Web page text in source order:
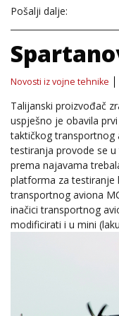
Pošalji dalje:
Novosti iz vojne tehnike
Talijanski proizvođač
uspješno je obavila
taktičkog transportnog
testiranja provode se
prema najavama
platforma za testiranje
transportnog aviona
inačici transportnog
modificirati i u mini